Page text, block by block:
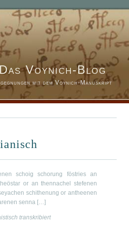
Voynich-Blog
mit dem Voynich-Manuskript
schoig schorung föstries an
or an thennachel stefenen
schithenung or antheenen
senna […]
transkribiert